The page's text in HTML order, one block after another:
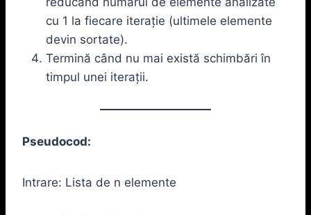
cu 1 la fiecare iterație (ultimele elemente
devin sortate).
Termină când nu mai există schimbări în
timpul unei iterații.
Pseudocod:
Intrare: Lista de n elemente